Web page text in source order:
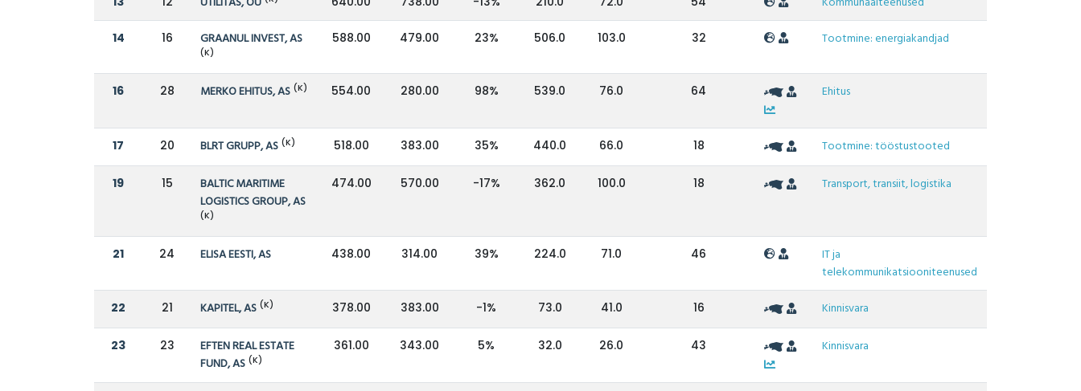
14 16 GRAANUL INVEST, AS
(K)
588.00 479.00 23% 506.0 103.0 32 Tootmine: energiakandjad
16 28 MERKO EHITUS, AS (K) 554.00 280.00 98% 539.0 76.0 64 Ehitus
17 20 BLRT GRUPP, AS (K) 518.00 383.00 35% 440.0 66.0 18 Tootmine: tööstustooted
19 15
BALTIC MARITIME
LOGISTICS GROUP, AS
(K)
474.00 570.00 -17% 362.0 100.0 18 Transport, transiit, logistika
21 24 ELISA EESTI, AS 438.00 314.00 39% 224.0 71.0 46
IT ja
telekommunikatsiooniteenused
22 21 KAPITEL, AS (K) 378.00 383.00 -1% 73.0 41.0 16 Kinnisvara
23 23
EFTEN REAL ESTATE
FUND, AS (K)
361.00 343.00 5% 32.0 26.0 43 Kinnisvara